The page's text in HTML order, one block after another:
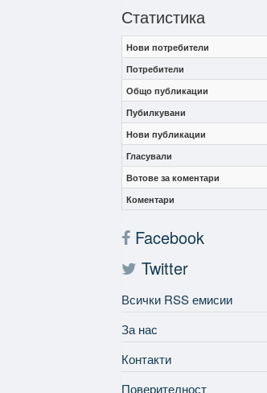
Статистика
Нови потребители
Потребители
Общо публикации
Пубилкувани
Нови публикации
Гласували
Вотове за коментари
Коментари
Facebook
Twitter
Всички RSS емисии
За нас
Контакти
Поверителност